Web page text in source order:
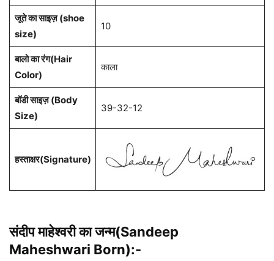
जूते का साइज़ (shoe
size)
10
बालो का रंग(Hair
Color)
काला
बॉडी साइज़ (Body
Size)
39-32-12
हस्ताक्षर(Signature)
संदीप माहेश्वरी का जन्म(Sandeep
Maheshwari Born):-